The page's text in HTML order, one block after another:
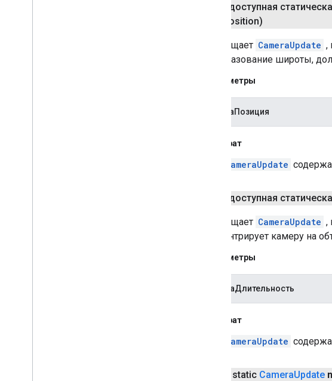
общедоступная
Position)
Возвращает CameraUpdate ,
преобразование широты,
Параметры
камераПозиция
Возврат
CameraUpdate
общедоступная
Возвращает CameraUpdate ,
Это центрирует камеру на
Параметры
широтаДлительность
Возврат
CameraUpdate
public static CameraUpdate